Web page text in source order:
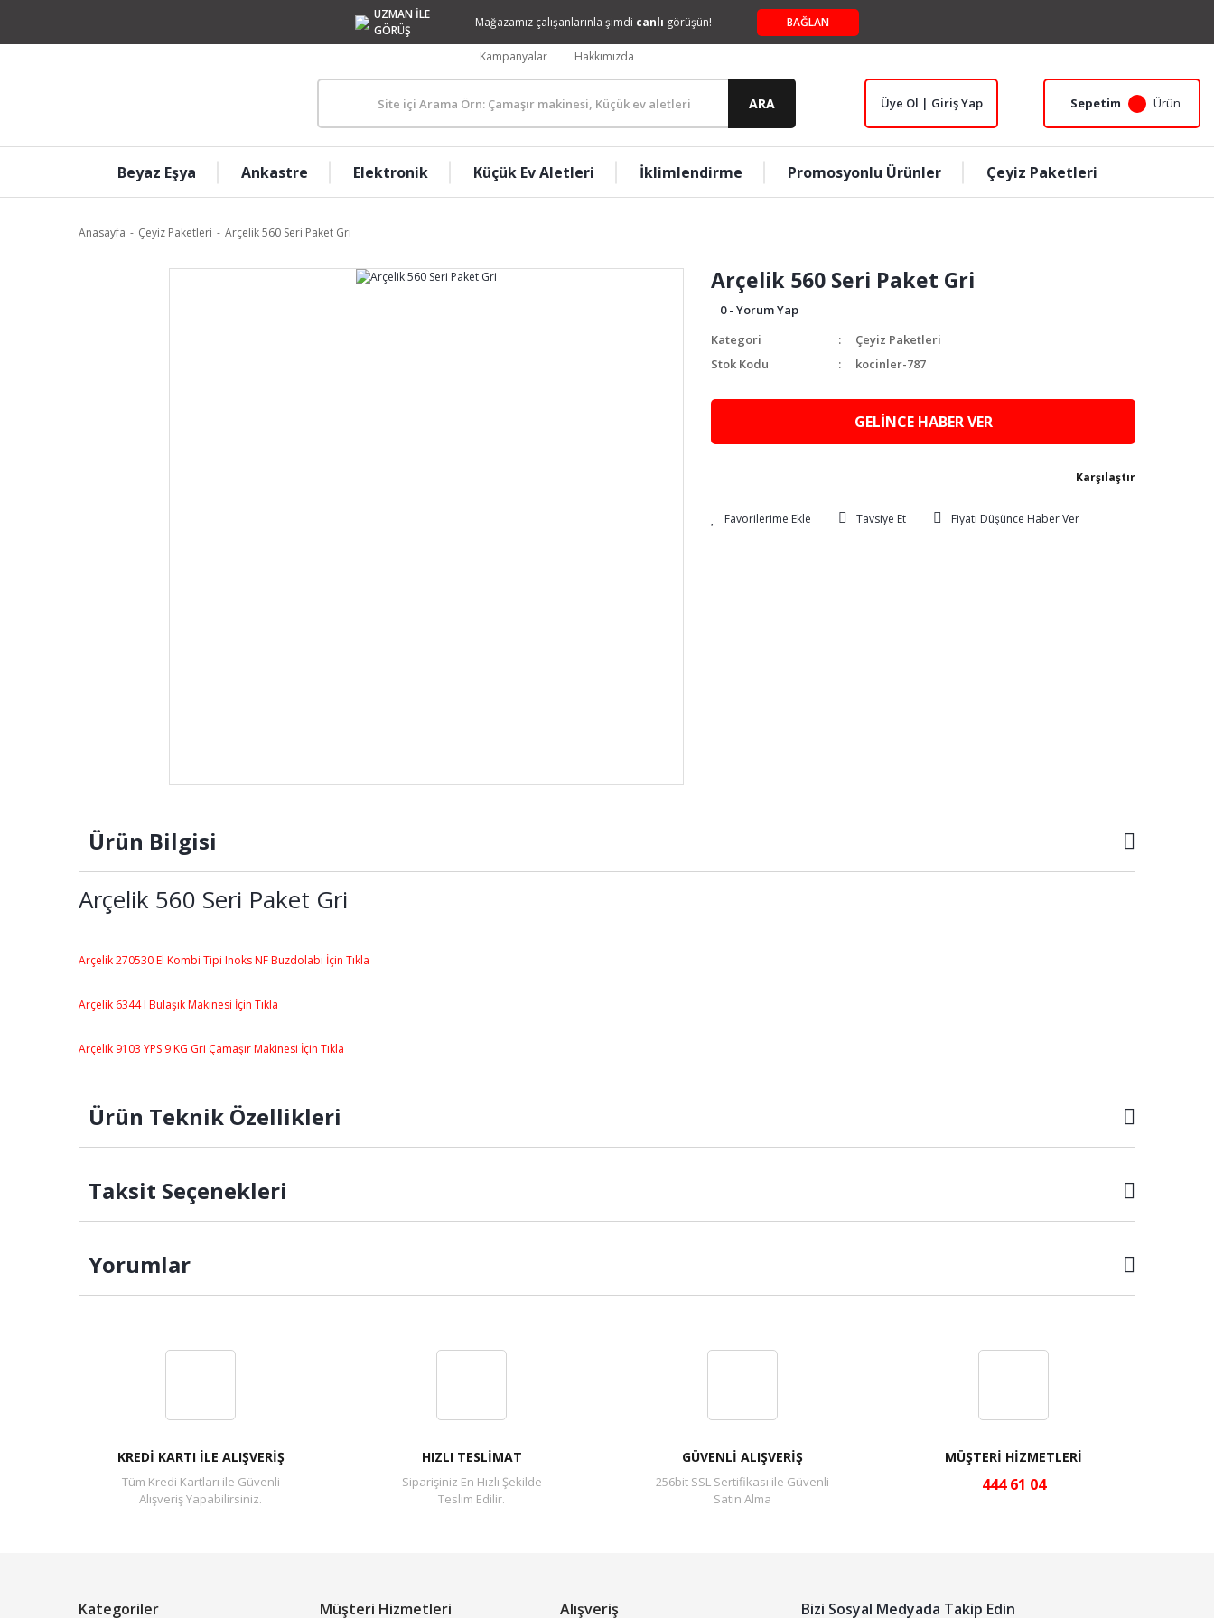
UZMAN İLE
GÖRÜŞ
Mağazamız çalışanlarınla şimdi canlı görüşün! BAĞLAN
Kampanyalar Hakkımızda
ARA Üye Ol | Giriş Yap Sepetim Ürün
Beyaz Eşya Ankastre Elektronik Küçük Ev Aletleri İklimlendirme Promosyonlu Ürünler Çeyiz Paketleri
Anasayfa Çeyiz Paketleri Arçelik 560 Seri Paket Gri
Arçelik 560 Seri Paket Gri
0 - Yorum Yap
Kategori
Çeyiz Paketleri
Stok Kodu
kocinler-787
GELİNCE HABER VER
Karşılaştır
Tavsiye Et Fiyatı Düşünce Haber Ver
Ürün Bilgisi
Arçelik 560 Seri Paket Gri
Arçelik 270530 El Kombi Tipi Inoks NF Buzdolabı İçin Tıkla
Arçelik 6344 I Bulaşık Makinesi İçin Tıkla
Arçelik 9103 YPS 9 KG Gri Çamaşır Makinesi İçin Tıkla
Ürün Teknik Özellikleri
Taksit Seçenekleri
Yorumlar
KREDİ KARTI İLE ALIŞVERİŞ
Tüm Kredi Kartları ile Güvenli
Alışveriş Yapabilirsiniz.
HIZLI TESLİMAT
Siparişiniz En Hızlı Şekilde
Teslim Edilir.
GÜVENLİ ALIŞVERİŞ
256bit SSL Sertifikası ile Güvenli
Satın Alma
MÜŞTERİ HİZMETLERİ
444 61 04
Kategoriler Müşteri Hizmetleri Alışveriş Bizi Sosyal Medyada Takip Edin